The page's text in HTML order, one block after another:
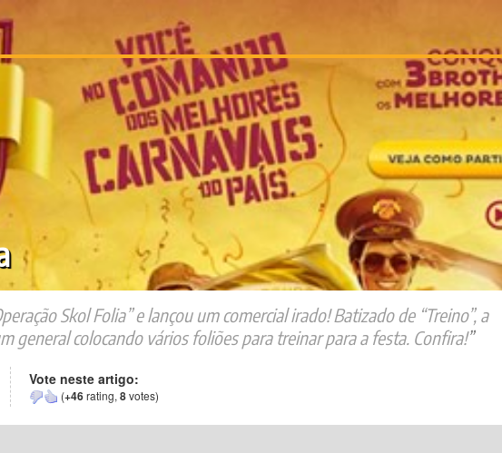
Skol Folia” e lançou um comercial irado! Batizado de “Treino”, a
general colocando vários foliões para treinar para a festa. Confira!
Vote neste artigo:
(+46rating, 8votes)